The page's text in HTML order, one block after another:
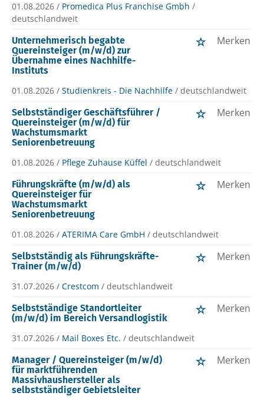
01.08.2026 / Promedica Plus Franchise Gmbh /
deutschlandweit
Unternehmerisch begabte
Quereinsteiger (m/w/d) zur
Übernahme eines Nachhilfe-
Instituts
Merken
01.08.2026 / Studienkreis - Die Nachhilfe / deutschlandweit
Selbstständiger Geschäftsführer /
Quereinsteiger (m/w/d) für
Wachstumsmarkt
Seniorenbetreuung
Merken
01.08.2026 / Pflege Zuhause Küffel / deutschlandweit
Führungskräfte (m/w/d) als
Quereinsteiger für
Wachstumsmarkt
Seniorenbetreuung
Merken
01.08.2026 / ATERIMA Care GmbH / deutschlandweit
Selbstständig als Führungskräfte-
Trainer (m/w/d)
Merken
31.07.2026 / Crestcom / deutschlandweit
Selbstständige Standortleiter
(m/w/d) im Bereich Versandlogistik
Merken
31.07.2026 / Mail Boxes Etc. / deutschlandweit
Manager / Quereinsteiger (m/w/d)
für marktführenden
Massivhaushersteller als
selbstständiger Gebietsleiter
Merken